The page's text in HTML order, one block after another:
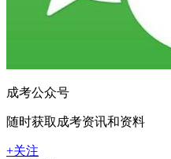
成考公众号
随时获取成考资讯和资料
+关注